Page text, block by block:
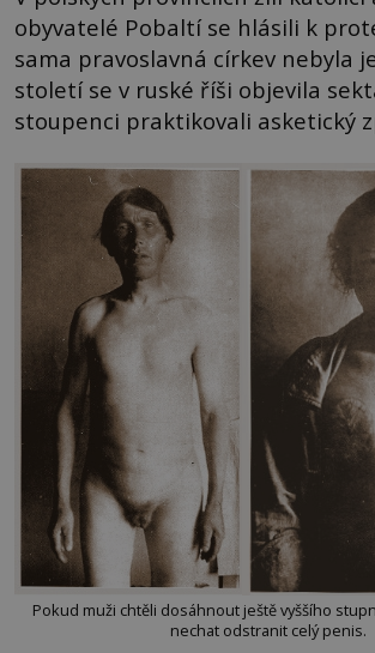
obyvatelé Pobaltí se hlásili k
sama pravoslavná církev nebyla
století se v ruské říši objevila
stoupenci praktikovali asketický
Pokud muži chtěli dosáhnout ještě vyššího
nechat odstranit celý penis.